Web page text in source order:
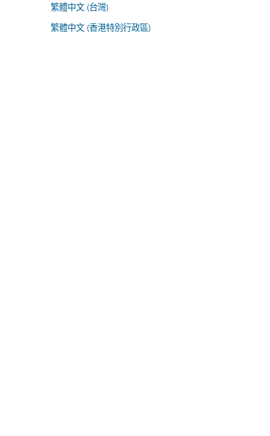
繁體中文 (台灣)
繁體中文 (香港特別行政區)